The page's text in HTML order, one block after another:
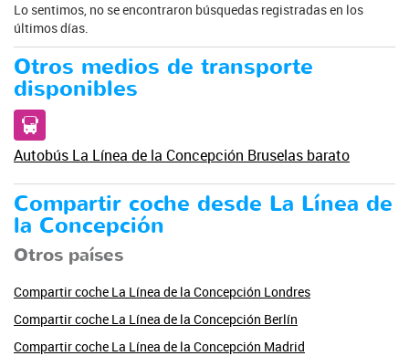
Lo sentimos, no se encontraron búsquedas registradas en los
últimos días.
Otros medios de transporte
disponibles
Autobús La Línea de la Concepción Bruselas barato
Compartir coche desde La Línea de
la Concepción
Otros países
Compartir coche La Línea de la Concepción Londres
Compartir coche La Línea de la Concepción Berlín
Compartir coche La Línea de la Concepción Madrid